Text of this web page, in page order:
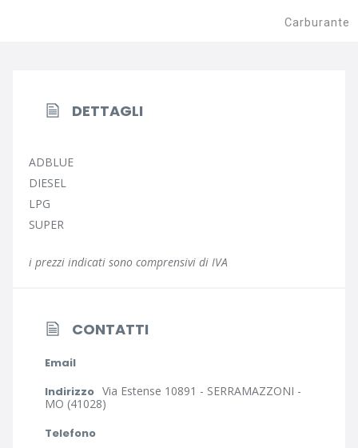
Carburante
DETTAGLI
ADBLUE
DIESEL
LPG
SUPER
i prezzi indicati sono comprensivi di IVA
CONTATTI
Email
Indirizzo Via Estense 10891 - SERRAMAZZONI -
MO (41028)
Telefono